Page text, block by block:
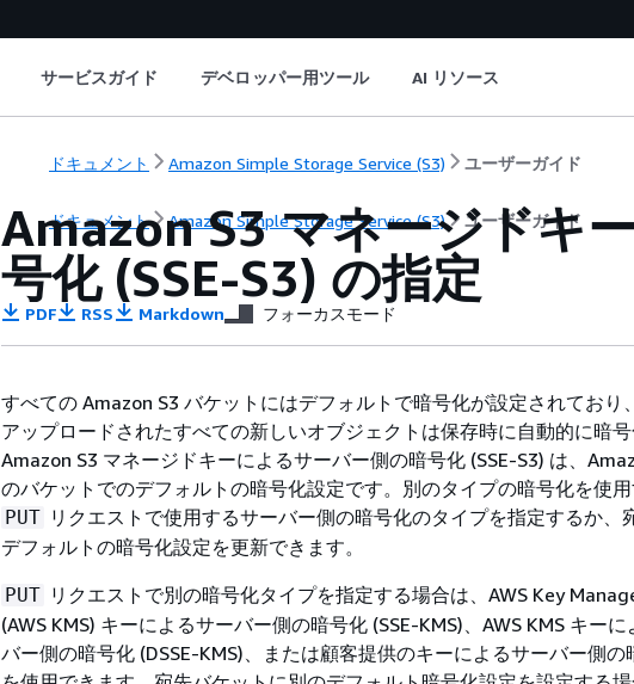
サービスガイド デベロッパー用ツール AI リソース
ドキュメント Amazon Simple Storage Service (S3) ユーザーガイド
ドキュメント Amazon Simple Storage Service (S3) ユーザーガイド
Amazon S3 マネージドキ
号化 (SSE-S3) の指定
PDF RSS Markdown フォーカスモード
すべての Amazon S3 バケットにはデフォルトで暗号化が設定されており
アップロードされたすべての新しいオブジェクトは保存時に自動的に暗号
Amazon S3 マネージドキーによるサーバー側の暗号化 (SSE-S3) は、
のバケットでのデフォルトの暗号化設定です。別のタイプの暗号化を使
PUT リクエストで使用するサーバー側の暗号化のタイプを指定するか、
デフォルトの暗号化設定を更新できます。
PUT リクエストで別の暗号化タイプを指定する場合は、AWS Key
(AWS KMS) キーによるサーバー側の暗号化 (SSE-KMS)、AWS KMS キー
バー側の暗号化 (DSSE-KMS)、または顧客提供のキーによるサーバー側の